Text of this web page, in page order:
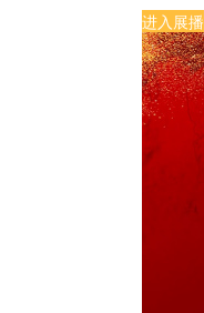
进入展播